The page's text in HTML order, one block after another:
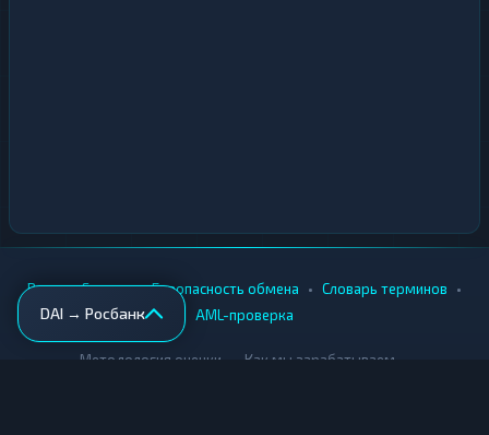
DAI → Росбанк
Вики • Города • Безопасность обмена • Словарь терминов •
AML-проверка
Методология оценки Как мы зарабатываем